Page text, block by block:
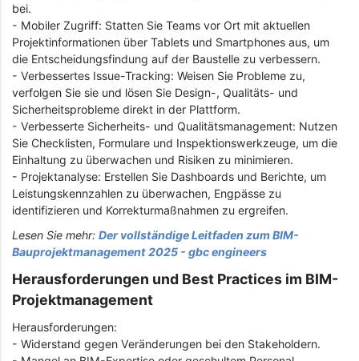
bei.
- Mobiler Zugriff: Statten Sie Teams vor Ort mit aktuellen
Projektinformationen über Tablets und Smartphones aus, um
die Entscheidungsfindung auf der Baustelle zu verbessern.
- Verbessertes Issue-Tracking: Weisen Sie Probleme zu,
verfolgen Sie sie und lösen Sie Design-, Qualitäts- und
Sicherheitsprobleme direkt in der Plattform.
- Verbesserte Sicherheits- und Qualitätsmanagement: Nutzen
Sie Checklisten, Formulare und Inspektionswerkzeuge, um die
Einhaltung zu überwachen und Risiken zu minimieren.
- Projektanalyse: Erstellen Sie Dashboards und Berichte, um
Leistungskennzahlen zu überwachen, Engpässe zu
identifizieren und Korrekturmaßnahmen zu ergreifen.
Lesen Sie mehr: Der vollständige Leitfaden zum BIM-
Bauprojektmanagement 2025 - gbc engineers
Herausforderungen und Best Practices im BIM-
Projektmanagement
Herausforderungen:
- Widerstand gegen Veränderungen bei den Stakeholdern.